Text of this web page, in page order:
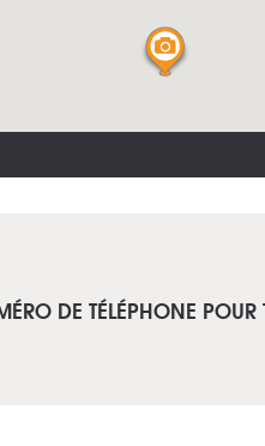
DE TÉLÉPHONE